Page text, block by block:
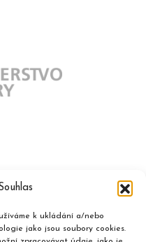
k ukládání a/nebo
jako jsou soubory cookies.